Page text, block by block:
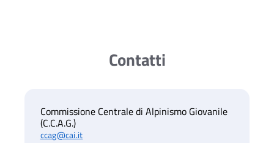
Contatti
Commissione Centrale di Alpinismo Giovanile
(C.C.A.G.)
ccag@cai.it